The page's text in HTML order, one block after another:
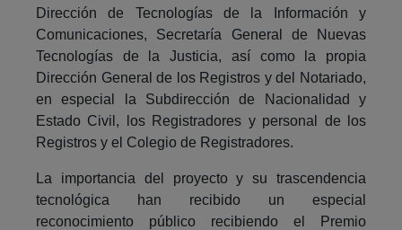
Dirección de Tecnologías de la Información y
Comunicaciones, Secretaría General de Nuevas
Tecnologías de la Justicia, así como la propia
Dirección General de los Registros y del Notariado,
en especial la Subdirección de Nacionalidad y
Estado Civil, los Registradores y personal de los
Registros y el Colegio de Registradores.
La importancia del proyecto y su trascendencia
tecnológica han recibido un especial
reconocimiento público recibiendo el Premio